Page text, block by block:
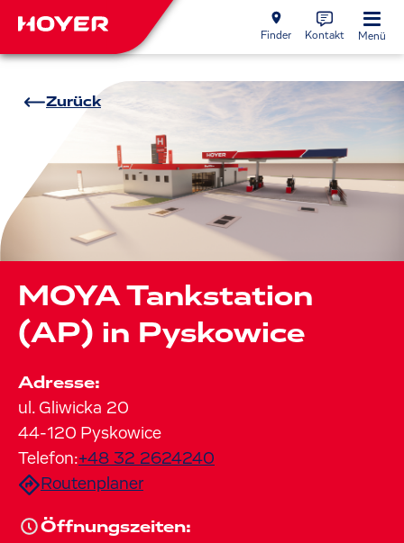
Finder Kontakt Menü
Zurück
MOYA Tankstation
(AP) in Pyskowice
Adresse:
ul. Gliwicka 20
44-120 Pyskowice
Telefon:+48 32 2624240
Routenplaner
Öffnungszeiten: